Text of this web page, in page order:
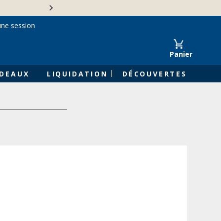
Panier
LIQUIDATION DÉCOUVERTES
session